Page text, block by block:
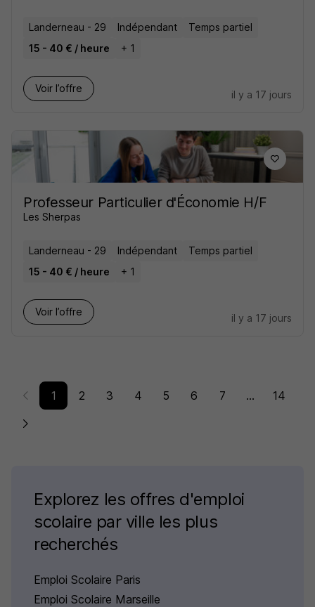
Landerneau - 29 Indépendant
Temps partiel
15 - 40 € / heure
+ 1
Voir l’offre
il y a 17 jours
Professeur Particulier d'Économie H/F
Les Sherpas
Landerneau - 29 Indépendant
Temps partiel
15 - 40 € / heure
+ 1
Voir l’offre
il y a 17 jours
1 2 3 4 5 6 7 ... 14
Explorez les offres d'emploi
scolaire par ville les plus
recherchés
Emploi Scolaire Paris
Emploi Scolaire Marseille